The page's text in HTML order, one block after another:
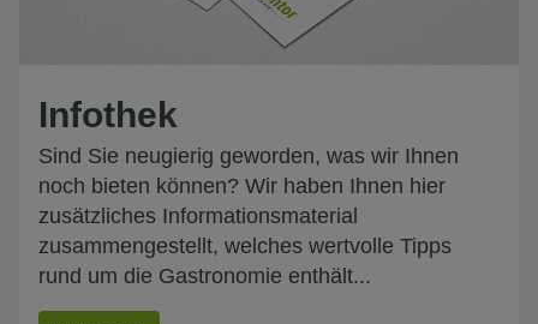
Infothek
Sind Sie neugierig geworden, was wir Ihnen
noch bieten können? Wir haben Ihnen hier
zusätzliches Informationsmaterial
zusammengestellt, welches wertvolle Tipps
rund um die Gastronomie enthält...